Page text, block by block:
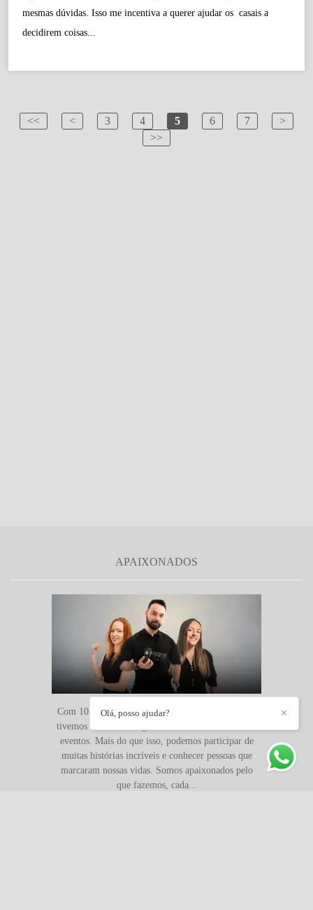
mesmas dúvidas. Isso me incentiva a querer ajudar os casais a
decidirem coisas...
<< < 3 4 5 6 7
>
>>
APAIXONADOS
Com 10 anos de experiência nós, da CRIATIVUS,
tivemos a honra de registrar centenas e centenas de
eventos. Mais do que isso, podemos participar de
muitas histórias incríveis e conhecer pessoas que
marcaram nossas vidas. Somos apaixonados pelo
que fazemos, cada...
✕
Olá, posso ajudar?